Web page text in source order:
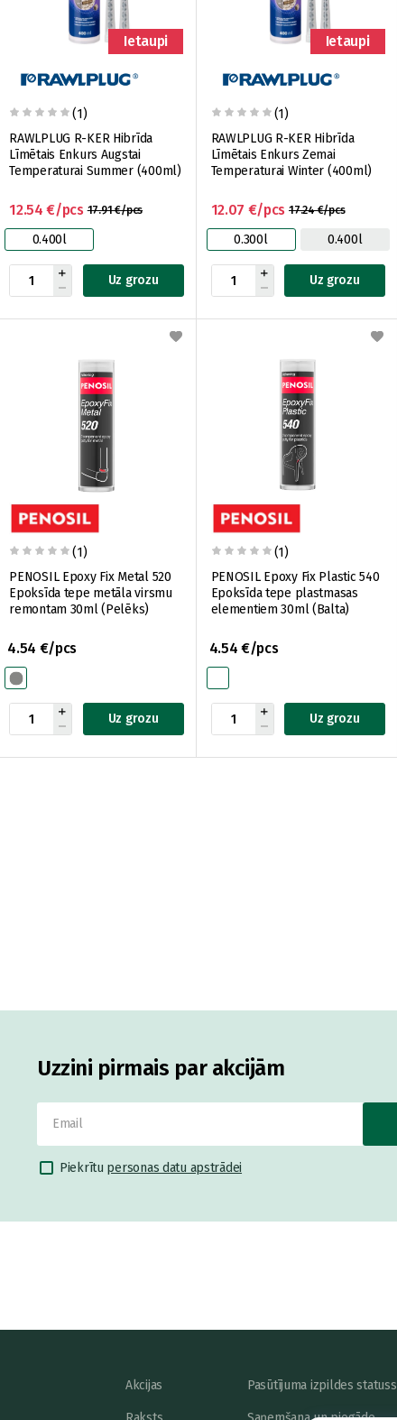
Ietaupi
(1)
RAWLPLUG R-KER Hibrīda
Līmētais Enkurs Augstai
Temperaturai Summer (400ml)
17.91 €/pcs
12.54 €/pcs
0.400l
Uz grozu
Ietaupi
(1)
RAWLPLUG R-KER Hibrīda
Līmētais Enkurs Zemai
Temperaturai Winter (400ml)
17.24 €/pcs
12.07 €/pcs
0.300l 0.400l
Uz grozu
(1)
PENOSIL Epoxy Fix Metal 520
Epoksīda tepe metāla virsmu
remontam 30ml (Pelēks)
4.54 €/pcs
Uz grozu
(1)
PENOSIL Epoxy Fix Plastic 540
Epoksīda tepe plastmasas
elementiem 30ml (Balta)
4.54 €/pcs
Uz grozu
Uzzini pirmais par akcijām
Piekrītu personas datu apstrādei
Akcijas Pasūtījuma izpildes statuss